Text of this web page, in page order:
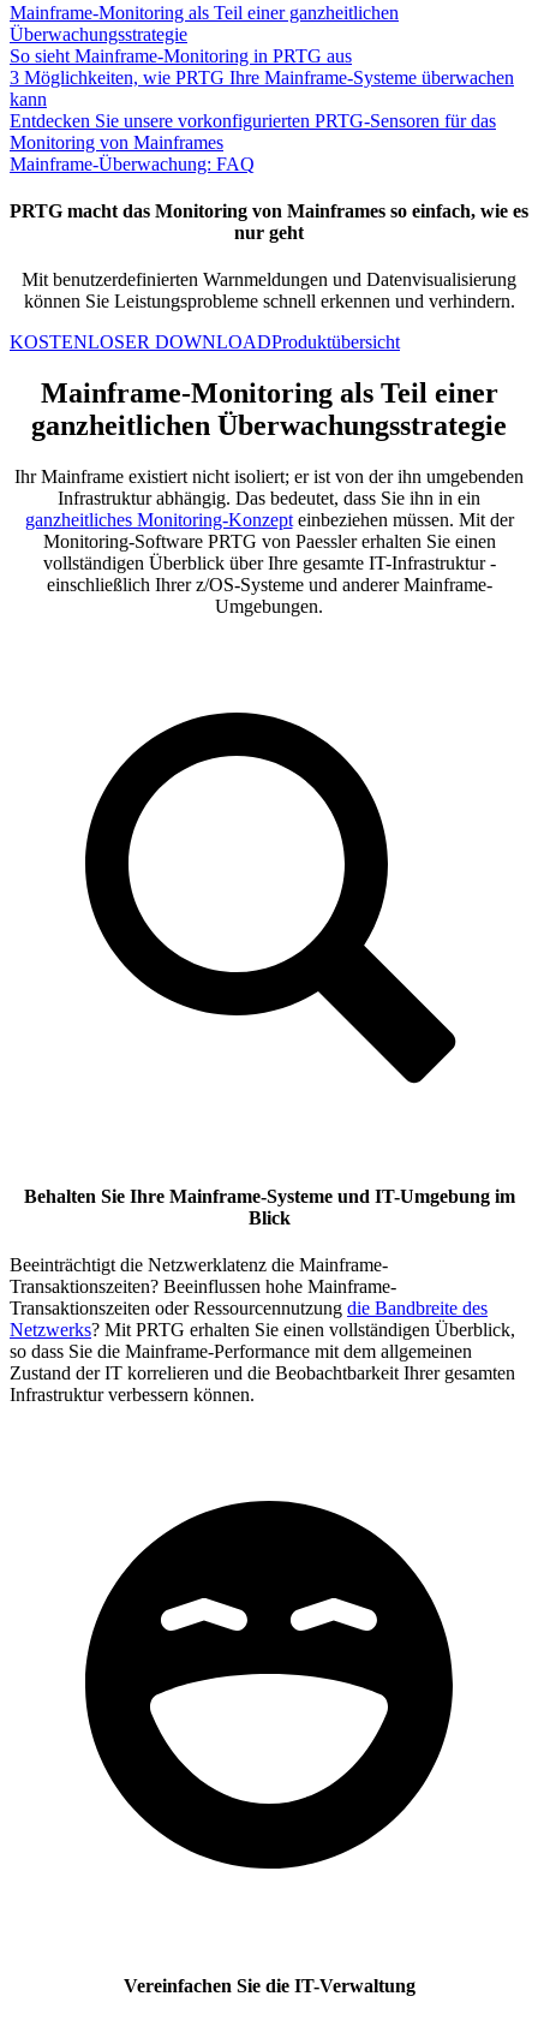
Mainframe-Monitoring als Teil einer ganzheitlichen
Überwachungsstrategie
So sieht Mainframe-Monitoring in PRTG aus
3 Möglichkeiten, wie PRTG Ihre Mainframe-Systeme überwachen
kann
Entdecken Sie unsere vorkonfigurierten PRTG-Sensoren für das
Monitoring von Mainframes
Mainframe-Überwachung: FAQ
PRTG macht das Monitoring von Mainframes so einfach, wie es
nur geht
Mit benutzerdefinierten Warnmeldungen und Datenvisualisierung
können Sie Leistungsprobleme schnell erkennen und verhindern.
KOSTENLOSER DOWNLOADProduktübersicht
Mainframe-Monitoring als Teil einer
ganzheitlichen Überwachungsstrategie
Ihr Mainframe existiert nicht isoliert; er ist von der ihn umgebenden
Infrastruktur abhängig. Das bedeutet, dass Sie ihn in ein
ganzheitliches Monitoring-Konzepteinbeziehen müssen. Mit der
Monitoring-Software PRTG von Paessler erhalten Sie einen
vollständigen Überblick über Ihre gesamte IT-Infrastruktur -
einschließlich Ihrer z/OS-Systeme und anderer Mainframe-
Umgebungen.
Behalten Sie Ihre Mainframe-Systeme und IT-Umgebung im
Blick
Beeinträchtigt die Netzwerklatenz die Mainframe-
Transaktionszeiten? Beeinflussen hohe Mainframe-
Transaktionszeiten oder Ressourcennutzung die Bandbreite des
Netzwerks? Mit PRTG erhalten Sie einen vollständigen Überblick,
so dass Sie die Mainframe-Performance mit dem allgemeinen
Zustand der IT korrelieren und die Beobachtbarkeit Ihrer gesamten
Infrastruktur verbessern können.
Vereinfachen Sie die IT-Verwaltung